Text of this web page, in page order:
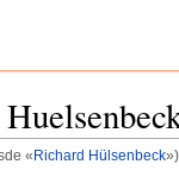
« Richard Hülsenbeck»)